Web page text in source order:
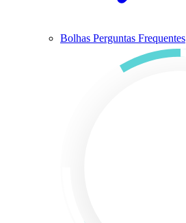
Bolhas Perguntas Frequentes